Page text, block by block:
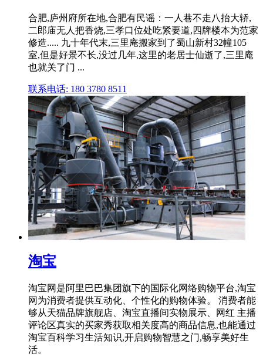
合肥,庐州府所在地,合肥有民谣：一人巷不走八抬大轿,
二郎庙无人把香烧,三孝口位处吃紧要道,四牌楼本为范家
修造..... 九十年代末,三里庵搬家到了蜀山新村32幢105
室,但是好景不长,没过几年,这里的老居士仙逝了,三里庵
也就关了门 ...
联系电话: 180 3780 8511
淘宝
淘宝网是阿里巴巴集团旗下的国际化网络购物平台,淘宝
网为消费者提供互动化、个性化的购物体验。 消费者能
够从天猫品牌旗舰店、淘宝直播间实物展示、网红 主播
评论区真实的买家秀获取相关度高的商品信息,也能通过
淘宝百科学习生活知识,开启购物智慧之门,畅享美好生
活。